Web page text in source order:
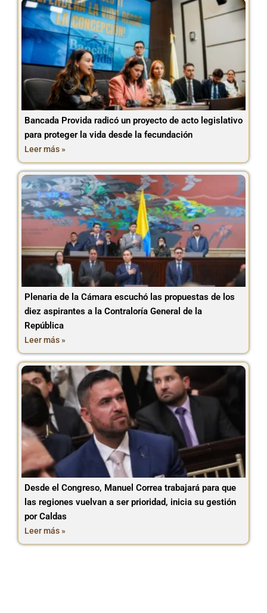
Bancada Provida radicó un proyecto de acto legislativo
para proteger la vida desde la fecundación
Leer más »
Plenaria de la Cámara escuchó las propuestas de los
diez aspirantes a la Contraloría General de la
República
Leer más »
Desde el Congreso, Manuel Correa trabajará para que
las regiones vuelvan a ser prioridad, inicia su gestión
por Caldas
Leer más »